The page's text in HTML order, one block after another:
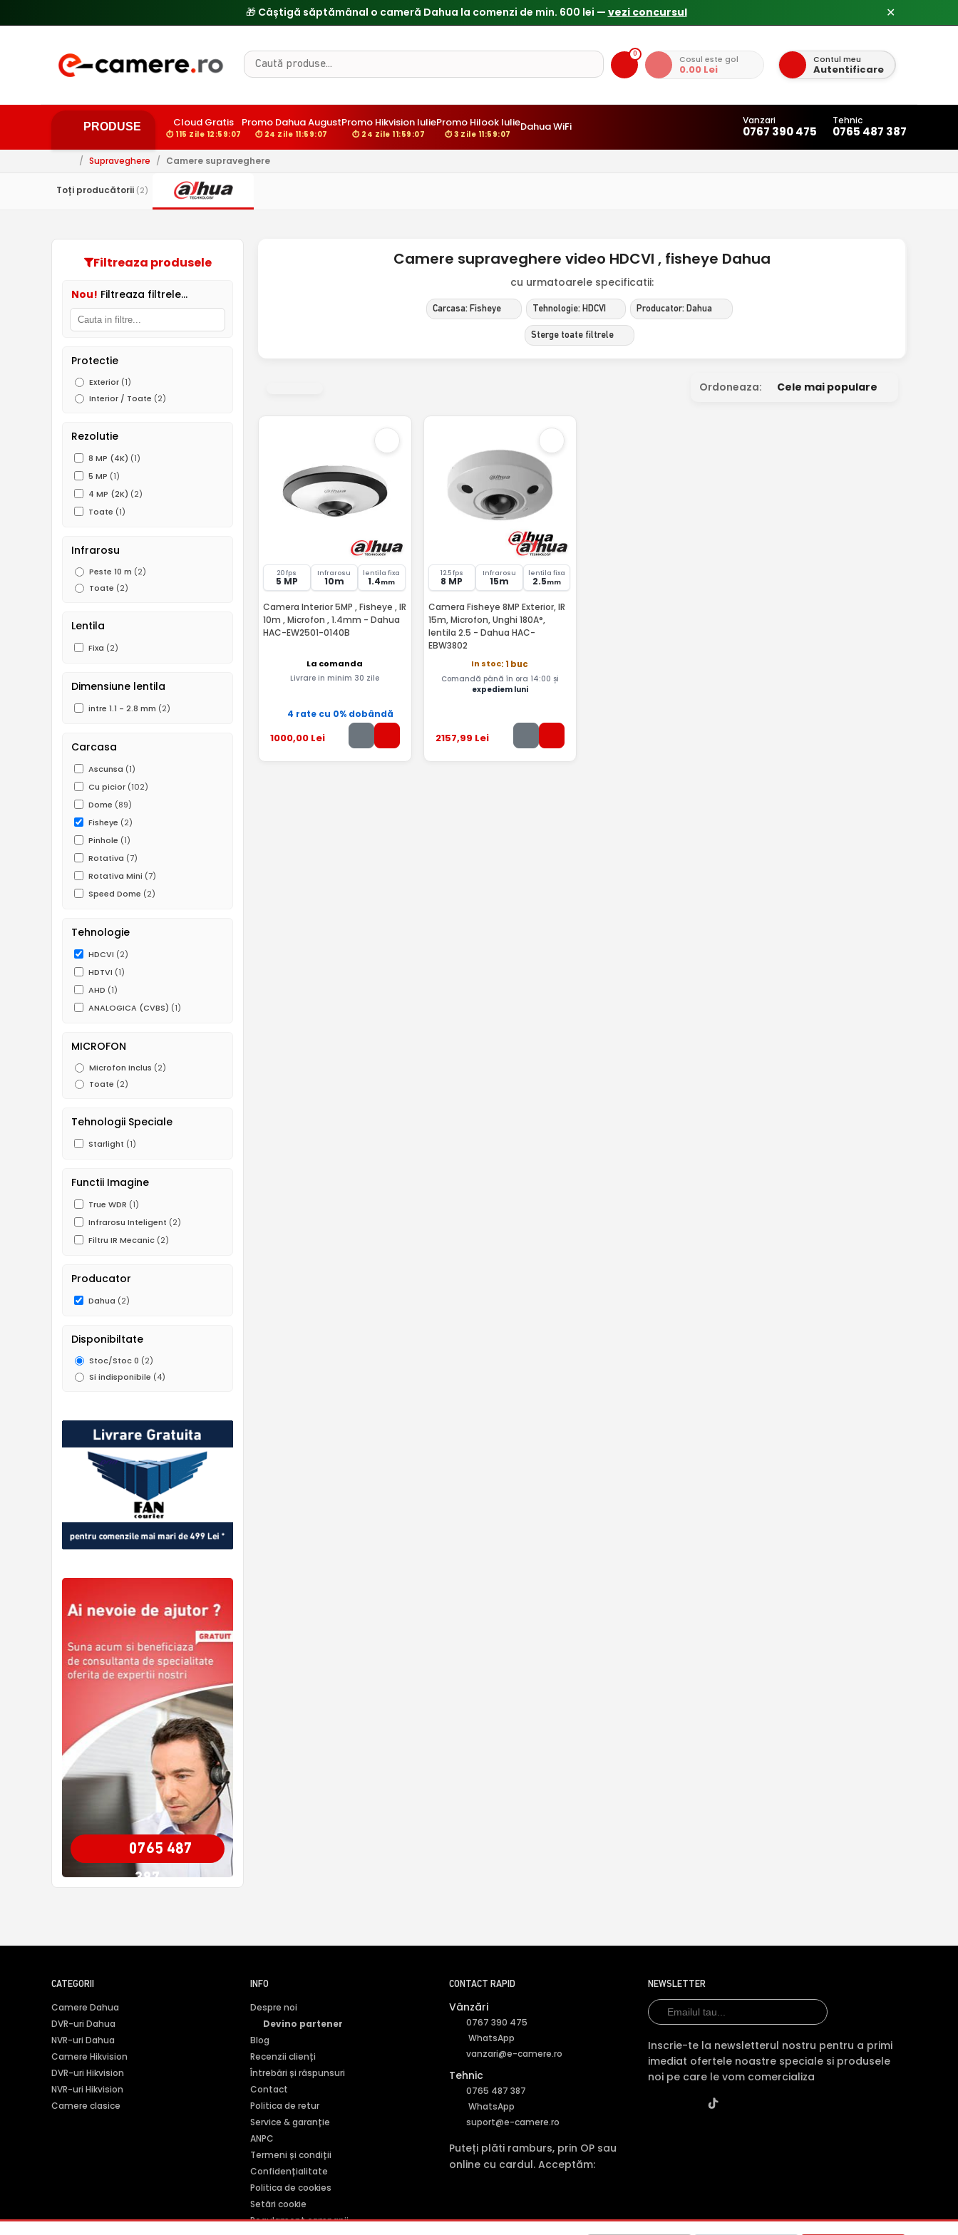
🎁 Câștigă săptămânal o cameră Dahua la comenzi de min. 600 lei — vezi concursul ✕
0 Cosul este gol
0.00 Lei
Contul meu
Autentificare
PRODUSE Cloud Gratis
⏱ 115 Zile 12:59:06
Promo Dahua August
⏱ 24 Zile 11:59:06
Promo Hikvision Iulie
⏱ 24 Zile 11:59:06
Promo Hilook Iulie
⏱ 3 Zile 11:59:06
Dahua WiFi Vanzari
0767 390 475
Tehnic
0765 487 387
/ Supraveghere / Camere supraveghere
Toți producătorii (2)
Filtreaza produsele
Nou! Filtreaza filtrele...
Protectie
Exterior (1)
Interior / Toate (2)
Rezolutie
8 MP (4K) (1)
5 MP (1)
4 MP (2K) (2)
Toate (1)
Infrarosu
Peste 10 m (2)
Toate (2)
Lentila
Fixa (2)
Dimensiune lentila
intre 1.1 - 2.8 mm (2)
Carcasa
Ascunsa (1)
Cu picior (102)
Dome (89)
Fisheye (2)
Pinhole (1)
Rotativa (7)
Rotativa Mini (7)
Speed Dome (2)
Tehnologie
HDCVI (2)
HDTVI (1)
AHD (1)
ANALOGICA (CVBS) (1)
MICROFON
Microfon Inclus (2)
Toate (2)
Tehnologii Speciale
Starlight (1)
Functii Imagine
True WDR (1)
Infrarosu Inteligent (2)
Filtru IR Mecanic (2)
Producator
Dahua (2)
Disponibiltate
Stoc/Stoc 0 (2)
Si indisponibile (4)
0765 487
387
Camere supraveghere video HDCVI , fisheye Dahua
cu urmatoarele specificatii:
Carcasa: Fisheye Tehnologie: HDCVI Producator: Dahua
Sterge toate filtrele
Ordoneaza: Cele mai populare
20 fps
5 MP
Infrarosu
10m
lentila fixa
1.4mm
Camera Interior 5MP , Fisheye , IR
10m , Microfon , 1.4mm - Dahua
HAC-EW2501-0140B
La comanda
Livrare in minim 30 zile
4 rate cu 0% dobândă
1000,00 Lei
12.5 fps
8 MP
Infrarosu
15m
lentila fixa
2.5mm
Camera Fisheye 8MP Exterior, IR
15m, Microfon, Unghi 180A°,
lentila 2.5 - Dahua HAC-
EBW3802
In stoc: 1 buc
Comandă până în ora 14:00 și
expediem luni
2157,99 Lei
CATEGORII
Camere Dahua
DVR-uri Dahua
NVR-uri Dahua
Camere Hikvision
DVR-uri Hikvision
NVR-uri Hikvision
Camere clasice
INFO
Despre noi
Devino partener
Blog
Recenzii clienți
Întrebări și răspunsuri
Contact
Politica de retur
Service & garanție
ANPC
Termeni și condiții
Confidențialitate
Politica de cookies
Setări cookie
Regulament campanii
CONTACT RAPID
Vânzări
0767 390 475
WhatsApp
vanzari@e-camere.ro
Tehnic
0765 487 387
WhatsApp
suport@e-camere.ro
Puteți plăti ramburs, prin OP sau
online cu cardul. Acceptăm:
NEWSLETTER
Inscrie-te la newsletterul nostru pentru a primi
imediat ofertele noastre speciale si produsele
noi pe care le vom comercializa